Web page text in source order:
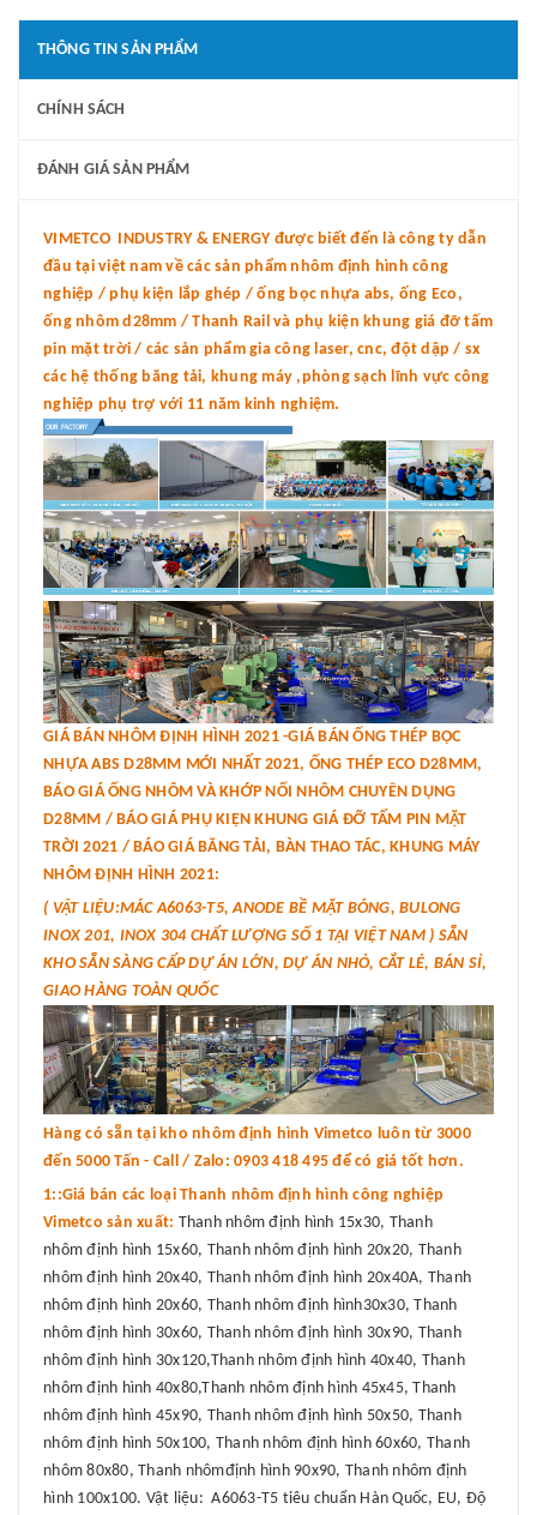
THÔNG TIN SẢN PHẨM
CHÍNH SÁCH
ĐÁNH GIÁ SẢN PHẨM
VIMETCO INDUSTRY & ENERGY được biết đến là công ty dẫn
đầu tại việt nam về các sản phẩm nhôm định hình công
nghiệp / phụ kiện lắp ghép / ống bọc nhựa abs, ống Eco,
ống nhôm d28mm / Thanh Rail và phụ kiện khung giá đỡ tấm
pin mặt trời / các sản phẩm gia công laser, cnc, đột dập / sx
các hệ thống băng tải, khung máy ,phòng sạch lĩnh vực công
nghiệp phụ trợ với 11 năm kinh nghiệm.
GIÁ BÁN NHÔM ĐỊNH HÌNH 2021 -GIÁ BÁN ỐNG THÉP BỌC
NHỰA ABS D28MM MỚI NHẤT 2021, ỐNG THÉP ECO D28MM,
BÁO GIÁ ỐNG NHÔM VÀ KHỚP NỐI NHÔM CHUYÊN DỤNG
D28MM / BÁO GIÁ PHỤ KIỆN KHUNG GIÁ ĐỠ TẤM PIN MẶT
TRỜI 2021 / BÁO GIÁ BĂNG TẢI, BÀN THAO TÁC, KHUNG MÁY
NHÔM ĐỊNH HÌNH 2021:
( VẬT LIỆU:MÁC A6063-T5, ANODE BỀ MẶT BÓNG, BULONG
INOX 201, INOX 304 CHẤT LƯỢNG SỐ 1 TẠI VIỆT NAM ) SẴN
KHO SẴN SÀNG CẤP DỰ ÁN LỚN, DỰ ÁN NHỎ, CẮT LẺ, BÁN SỈ,
GIAO HÀNG TOÀN QUỐC
Hàng có sẵn tại kho nhôm định hình Vimetco luôn từ 3000
đến 5000 Tấn - Call / Zalo: 0903 418 495 để có giá tốt hơn.
1::Giá bán các loại Thanh nhôm định hình công nghiệp
Vimetco sản xuất: Thanh nhôm định hình 15x30, Thanh
nhôm định hình 15x60, Thanh nhôm định hình 20x20, Thanh
nhôm định hình 20x40, Thanh nhôm định hình 20x40A, Thanh
nhôm định hình 20x60, Thanh nhôm định hình30x30, Thanh
nhôm định hình 30x60, Thanh nhôm định hình 30x90, Thanh
nhôm định hình 30x120,Thanh nhôm định hình 40x40, Thanh
nhôm định hình 40x80,Thanh nhôm định hình 45x45, Thanh
nhôm định hình 45x90, Thanh nhôm định hình 50x50, Thanh
nhôm định hình 50x100, Thanh nhôm định hình 60x60, Thanh
nhôm 80x80, Thanh nhômđịnh hình 90x90, Thanh nhôm định
hình 100x100. Vật liệu: A6063-T5 tiêu chuẩn Hàn Quốc, EU, Độ